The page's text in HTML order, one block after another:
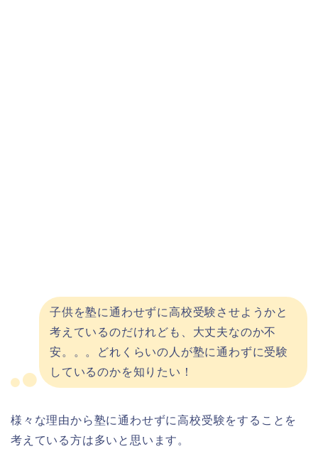
子供を塾に通わせずに高校受験させようかと
考えているのだけれども、大丈夫なのか不
安。。。どれくらいの人が塾に通わずに受験
しているのかを知りたい！
様々な理由から塾に通わせずに高校受験をすることを
考えている方は多いと思います。